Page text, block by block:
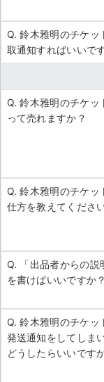
Q. 鈴木雅明のチケッ
取通知すればいいで
Q. 鈴木雅明のチケッ
って売れますか？
Q. 鈴木雅明のチケッ
仕方を教えてください
Q. 「出品者からの説
を書けばいいですか？
Q. 鈴木雅明のチケッ
発送通知をしてしま
どうしたらいいです